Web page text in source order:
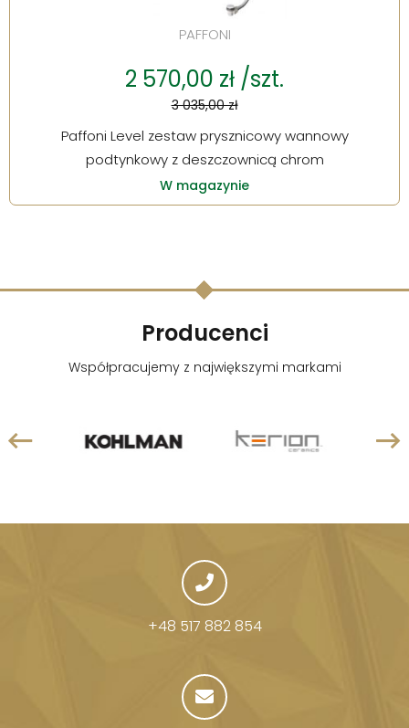
PAFFONI
2 570,00 zł /szt.
3 035,00 zł
Paffoni Level zestaw prysznicowy wannowy
podtynkowy z deszczownicą chrom
W magazynie
Producenci
Współpracujemy z największymi markami
+48 517 882 854